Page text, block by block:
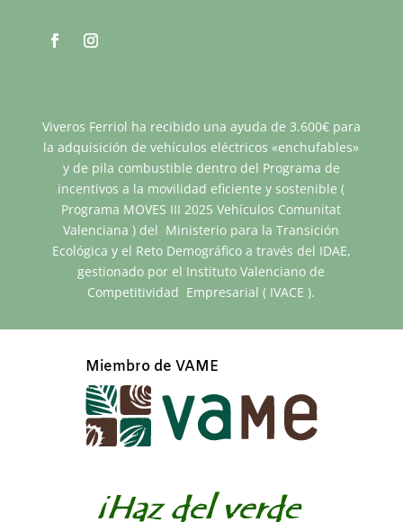
Viveros Ferriol ha recibido una ayuda de 3.600€ para
la adquisición de vehículos eléctricos «enchufables»
y de pila combustible dentro del Programa de
incentivos a la movilidad eficiente y sostenible (
Programa MOVES III 2025 Vehículos Comunitat
Valenciana ) del Ministerio para la Transición
Ecológica y el Reto Demográfico a través del IDAE,
gestionado por el Instituto Valenciano de
Competitividad Empresarial ( IVACE ).
Miembro de VAME